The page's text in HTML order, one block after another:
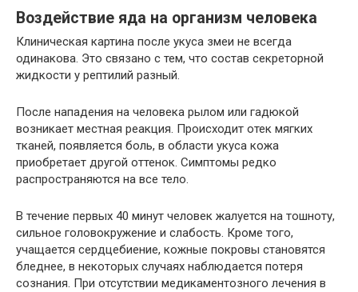
Воздействие яда на организм человека
Клиническая картина после укуса змеи не всегда
одинакова. Это связано с тем, что состав секреторной
жидкости у рептилий разный.
После нападения на человека рылом или гадюкой
возникает местная реакция. Происходит отек мягких
тканей, появляется боль, в области укуса кожа
приобретает другой оттенок. Симптомы редко
распространяются на все тело.
В течение первых 40 минут человек жалуется на тошноту,
сильное головокружение и слабость. Кроме того,
учащается сердцебиение, кожные покровы становятся
бледнее, в некоторых случаях наблюдается потеря
сознания. При отсутствии медикаментозного лечения в